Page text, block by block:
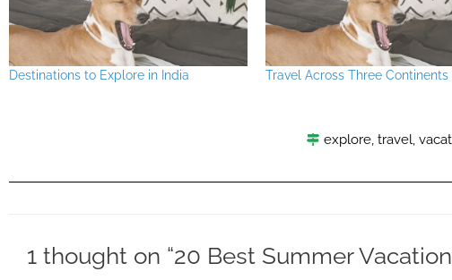
Destinations to Explore in India Travel Across Three Continents
explore, travel,
1 thought on “20 Best Summer